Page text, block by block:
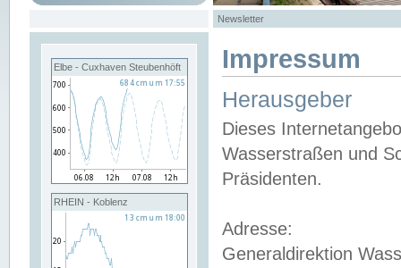
Newsletter
Elbe - Cuxhaven Steubenhöft
RHEIN - Koblenz
Impressum
Herausgeber
Dieses
Wasserstraßen und
Präsidenten.
Adresse:
Generaldirektion